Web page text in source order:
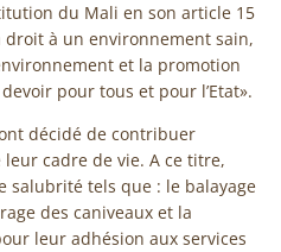
du Mali en son article 15
à un environnement sain,
et la promotion
pour tous et pour l’Etat».
décidé de contribuer
cadre de vie. A ce titre,
salubrité tels que : le balayage
des caniveaux et la
leur adhésion aux services